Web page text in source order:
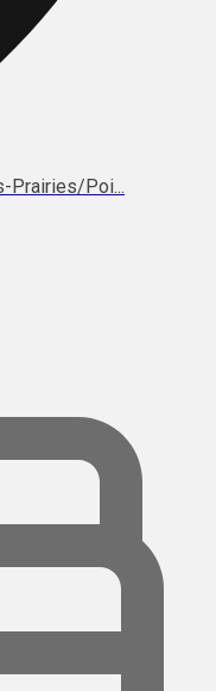
Prairies/Poi...